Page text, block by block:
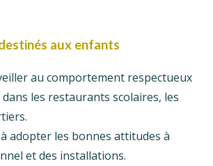
aux enfants
au comportement respectueux
les restaurants scolaires, les
adopter les bonnes attitudes à
et des installations.